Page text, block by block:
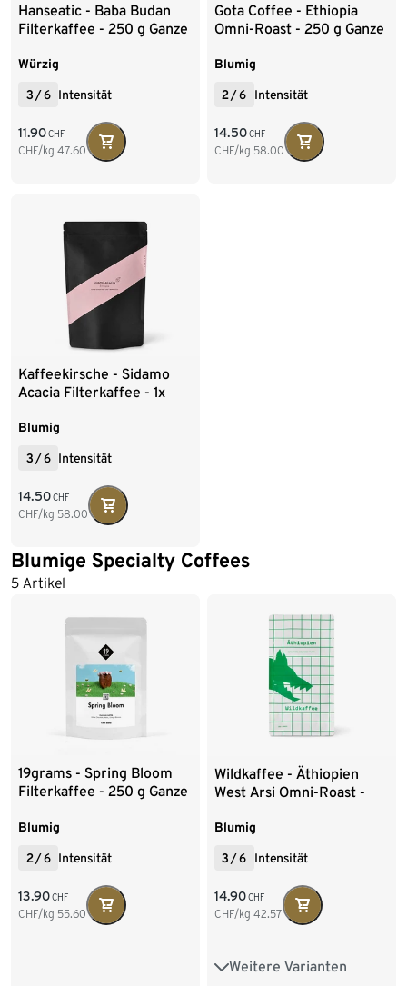
Hanseatic - Baba Budan
Filterkaffee - 250 g Ganze
Würzig
3/6 Intensität
11.90CHF
CHF/kg 47.60
Gota Coffee - Ethiopia
Omni-Roast - 250 g Ganze
Blumig
2/6 Intensität
14.50CHF
CHF/kg 58.00
Kaffeekirsche - Sidamo
Acacia Filterkaffee - 1x
Blumig
3/6 Intensität
14.50CHF
CHF/kg 58.00
Blumige Specialty Coffees
5 Artikel
19grams - Spring Bloom
Filterkaffee - 250 g Ganze
Blumig
2 /6 Intensität
13.90CHF
CHF/kg 55.60
Wildkaffee - Äthiopien
West Arsi Omni-Roast -
Blumig
3 /6 Intensität
14.90CHF
CHF/kg 42.57
Weitere Varianten
350 g Ganze Bohne